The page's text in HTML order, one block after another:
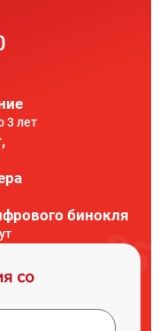
3 лет
бинокля
со